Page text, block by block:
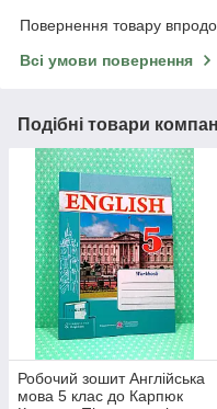
Повернення товару
Всі умови повернення
Подібні товари
Робочий зошит Англійська
мова 5 клас до Карпюк